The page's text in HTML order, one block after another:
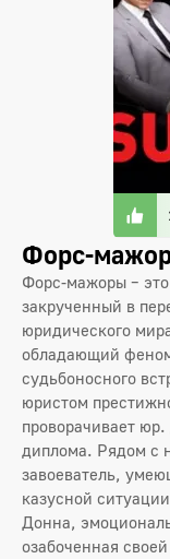
Форс-
Форс-мажоры –
закрученный в
юридического
обладающий
судьбоносного
юристом
проворачивает
диплома. Рядом с
завоеватель,
казусной
Донна,
озабоченная